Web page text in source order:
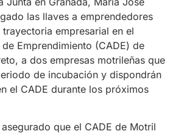
las llaves a emprendedores
empresarial en el
Emprendimiento (CADE) de
a dos empresas motrileñas que
de incubación y dispondrán
el CADE durante los próximos
que el CADE de Motril